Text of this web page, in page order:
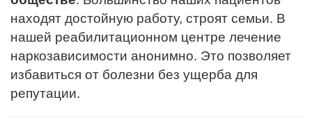
находят достойную работу, строят семьи. В
нашей реабилитационном центре лечение
наркозависимости анонимно. Это позволяет
избавиться от болезни без ущерба для
репутации.